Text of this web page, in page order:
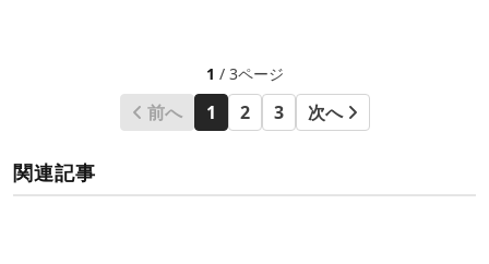
1 / 3ページ
前へ 1 2 3 次へ
関連記事